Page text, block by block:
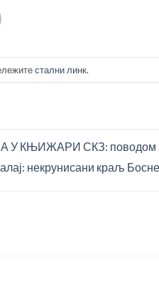
стални линк.
У КЊИЖАРИ СКЗ: поводом
некрунисани краљ